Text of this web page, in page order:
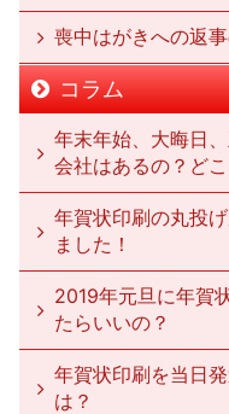
喪中はがきへの返
コラム
年末年始、大晦日
会社はあるの？どこ
年賀状印刷の丸投
ました！
2019年元旦に年賀
たらいいの？
年賀状印刷を当日
は？